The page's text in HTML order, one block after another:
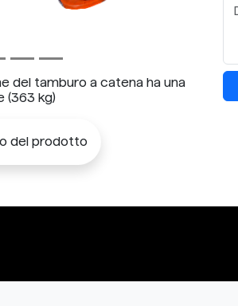
del tamburo a catena ha una
(363 kg)
del prodotto